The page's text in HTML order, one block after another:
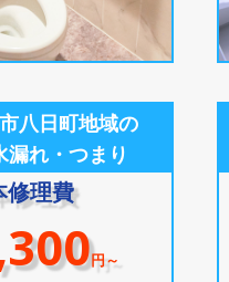
八日町地域の
漏れ・つまり
修理費
円～